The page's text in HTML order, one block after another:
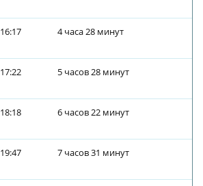
16:17 4 часа 28 минут
17:22 5 часов 28 минут
18:18 6 часов 22 минут
19:47 7 часов 31 минут